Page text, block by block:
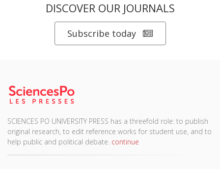
DISCOVER OUR JOURNALS
Subscribe today
SCIENCES PO UNIVERSITY PRESS has a threefold role: to publish
original research, to edit reference works for student use, and to
help public and political debate. continue